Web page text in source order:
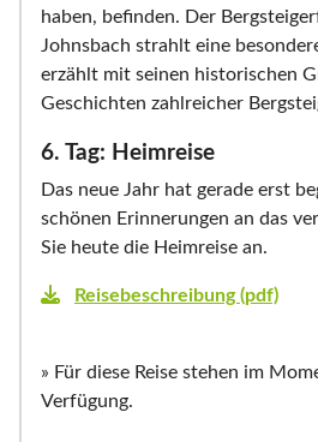
haben, befinden. Der
Johnsbach strahlt eine
erzählt mit seinen historischen
Geschichten zahlreicher
6. Tag: Heimreise
Das neue Jahr hat gerade erst
schönen Erinnerungen an das
Sie heute die Heimreise an.
Reisebeschreibung (pdf)
» Für diese Reise stehen im
Verfügung.